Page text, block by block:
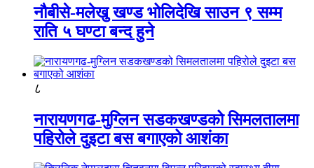
नौबीसे-मलेखु खण्ड भोलिदेखि साउन ९ सम्म
राति ५ घण्टा बन्द हुने
८
नारायणगढ-मुग्लिन सडकखण्डको सिमलतालमा
पहिरोले दुइटा बस बगाएको आशंका